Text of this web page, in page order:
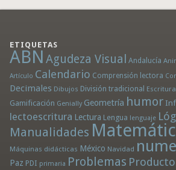
ETIQUETAS
ABN Agudeza Visual Andalucía
Artículo Calendario Comprensión lectora
Decimales Dibujos División tradicional Escritura
Gamificación Genially Geometría humor
lectoescritura Lectura Lengua lenguaje
Manualidades
Máquinas didácticas México Navidad
Paz PDI primaria Problemas Producto